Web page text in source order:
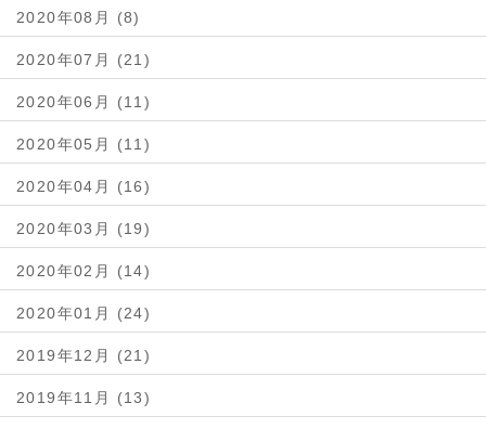
2020年08月 (8)
2020年07月 (21)
2020年06月 (11)
2020年05月 (11)
2020年04月 (16)
2020年03月 (19)
2020年02月 (14)
2020年01月 (24)
2019年12月 (21)
2019年11月 (13)